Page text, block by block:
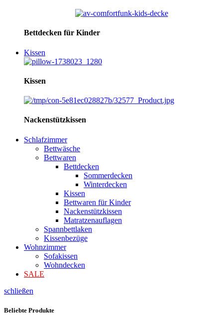
Bettdecken für Kinder
Kissen
Kissen
Nackenstützkissen
Schlafzimmer
Bettwäsche
Bettwaren
Bettdecken
Sommerdecken
Winterdecken
Kissen
Bettwaren für Kinder
Nackenstützkissen
Matratzenauflagen
Spannbettlaken
Kissenbezüge
Wohnzimmer
Sofakissen
Wohndecken
SALE
schließen
Beliebte Produkte